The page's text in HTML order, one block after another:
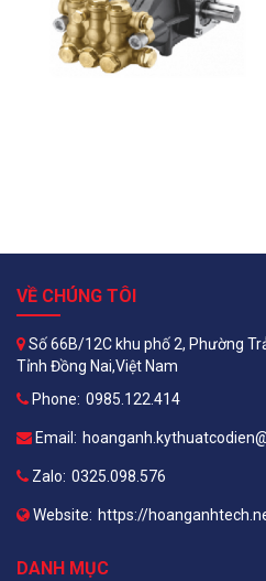
VỀ CHÚNG TÔI
Số 66B/12C khu phố 2, Phường
Tỉnh Đồng Nai,Việt Nam
Phone: 0985.122.414
Email:
Zalo: 0325.098.576
Website: https://
DANH MỤC